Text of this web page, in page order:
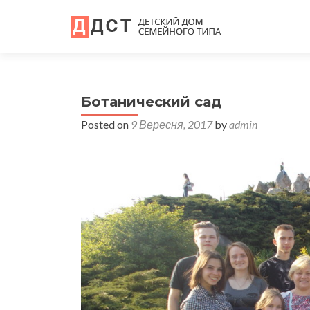
Ботанический сад
Posted on 9 Вересня, 2017byadmin